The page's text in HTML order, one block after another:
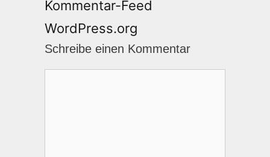
Kommentar-Feed
WordPress.org
Schreibe einen Kommentar